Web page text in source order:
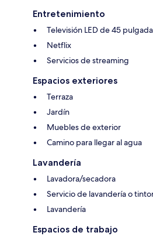
Entretenimiento
Televisión LED de 45
Netflix
Servicios de streaming
Espacios exteriores
Terraza
Jardín
Muebles de exterior
Camino para llegar al agua
Lavandería
Lavadora/secadora
Servicio de lavandería o
Lavandería
Espacios de trabajo